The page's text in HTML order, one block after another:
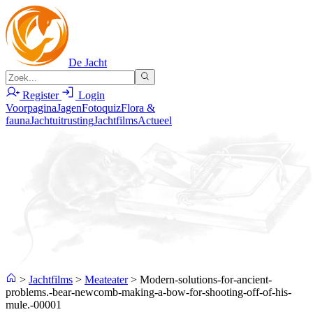
De Jacht
Register
Login
VoorpaginaJagenFotoquizFlora &
faunaJachtuitrustingJachtfilmsActueel
> Jachtfilms > Meateater> Modern-solutions-for-ancient-
problems.-bear-newcomb-making-a-bow-for-shooting-off-of-his-
mule.-00001